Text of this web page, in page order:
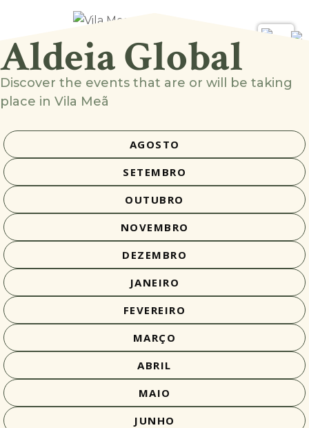
Aldeia Global
Discover the events that are or will be taking
place in Vila Meã
AGOSTO
SETEMBRO
OUTUBRO
NOVEMBRO
DEZEMBRO
JANEIRO
FEVEREIRO
MARÇO
ABRIL
MAIO
JUNHO